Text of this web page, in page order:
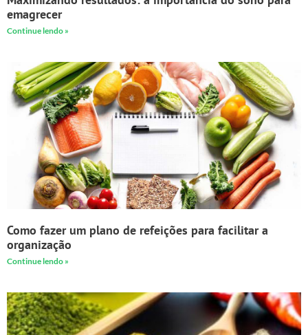
emagrecer
Continue lendo »
Como fazer um plano de refeições para facilitar a
organização
Continue lendo »